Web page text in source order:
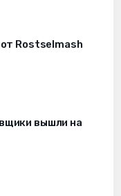
Rostselmash
вышли на